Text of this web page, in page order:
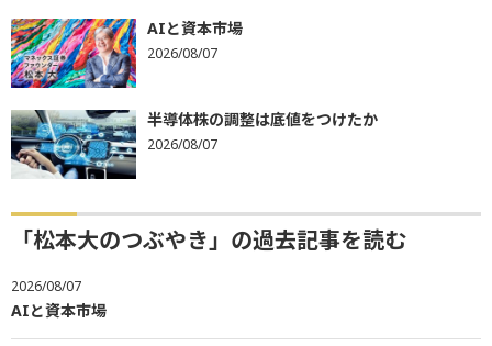
AIと資本市場
2026/08/07
半導体株の調整は底値をつけたか
2026/08/07
「松本大のつぶやき」の過去記事を読む
2026/08/07
AIと資本市場